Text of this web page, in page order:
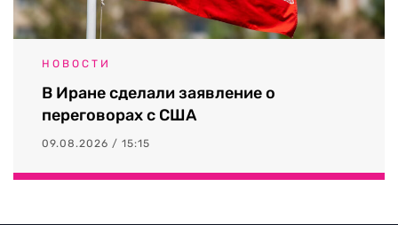
НОВОСТИ
В Иране сделали заявление о
переговорах с США
09.08.2026 / 15:15